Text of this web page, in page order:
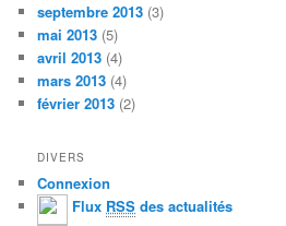
septembre 2013 (3)
mai 2013 (5)
avril 2013 (4)
mars 2013 (4)
février 2013 (2)
DIVERS
Connexion
Flux RSS des actualités